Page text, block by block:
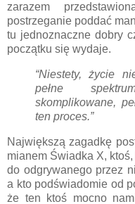
zarazem
postrzeganie poddać
tu jednoznaczne dobry
początku się wydaje.
“Niestety, życie
pełne
skomplikowane,
ten proces.”
Największą zagadkę
mianem Świadka X,
do odgrywanego przez
a kto podświadomie od
że ten ktoś mocno